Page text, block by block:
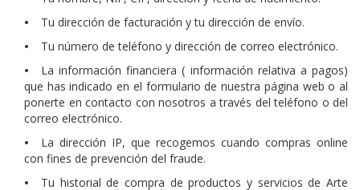
•
Tu dirección de facturación y tu dirección de envío.
•
Tu número de teléfono y dirección de correo electrónico.
•
La información financiera ( información relativa a pagos)
que has indicado en el formulario de nuestra página web o al
ponerte en contacto con nosotros a través del teléfono o del
correo electrónico.
•
La dirección IP, que recogemos cuando compras online
con fines de prevención del fraude.
•
Tu historial de compra de productos y servicios de Arte